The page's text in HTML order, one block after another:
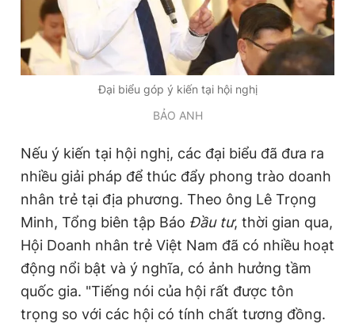
Đại biểu góp ý kiến tại hội nghị
BẢO ANH
Nếu ý kiến tại hội nghị, các đại biểu đã đưa ra
nhiều giải pháp để thúc đẩy phong trào doanh
nhân trẻ tại địa phương. Theo ông Lê Trọng
Minh, Tổng biên tập Báo Đầu tư, thời gian qua,
Hội Doanh nhân trẻ Việt Nam đã có nhiều hoạt
động nổi bật và ý nghĩa, có ảnh hưởng tầm
quốc gia. "Tiếng nói của hội rất được tôn
trọng so với các hội có tính chất tương đồng.